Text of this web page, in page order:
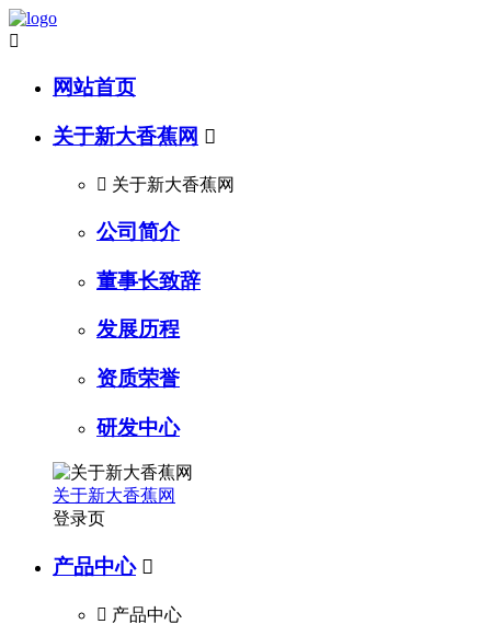

网站首页
关于新大香蕉网 
 关于新大香蕉网
公司简介
董事长致辞
发展历程
资质荣誉
研发中心
关于新大香蕉网
登录页
产品中心 
 产品中心